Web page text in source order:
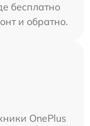
бесплатно
и обратно.
OnePlus